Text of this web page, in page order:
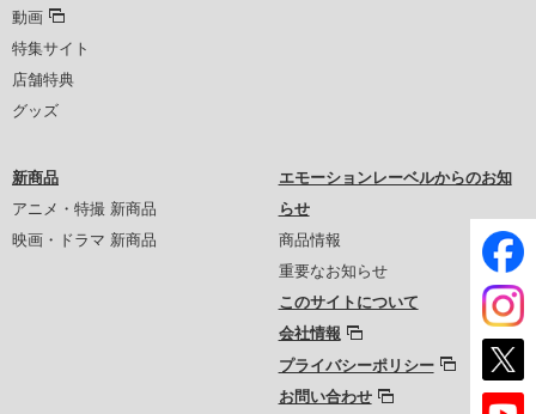
動画
特集サイト
店舗特典
グッズ
新商品
アニメ・特撮 新商品
映画・ドラマ 新商品
エモーションレーベルからのお知
らせ
商品情報
重要なお知らせ
このサイトについて
会社情報
プライバシーポリシー
お問い合わせ